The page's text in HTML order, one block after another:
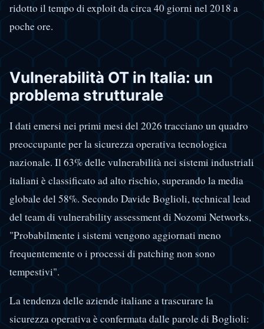
ridotto il tempo di exploit da circa 40 giorni nel 2018 a
poche ore.
Vulnerabilità OT in Italia: un
problema strutturale
I dati emersi nei primi mesi del 2026 tracciano un quadro
preoccupante per la sicurezza operativa tecnologica
nazionale. Il 63% delle vulnerabilità nei sistemi industriali
italiani è classificato ad alto rischio, superando la media
globale del 58%. Secondo Davide Boglioli, technical lead
del team di vulnerability assessment di Nozomi Networks,
"Probabilmente i sistemi vengono aggiornati meno
frequentemente o i processi di patching non sono
tempestivi".
La tendenza delle aziende italiane a trascurare la
sicurezza operativa è confermata dalle parole di Boglioli: